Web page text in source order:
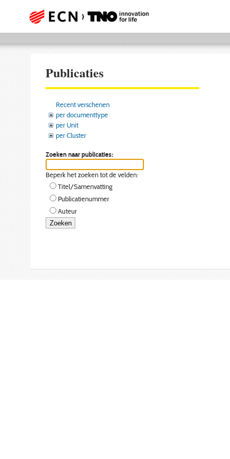
Publicaties
Recent verschenen
per documenttype
per Unit
per Cluster
Zoeken naar publicaties:
Beperk het zoeken tot de velden:
Titel/Samenvatting
Publicatienummer
Auteur